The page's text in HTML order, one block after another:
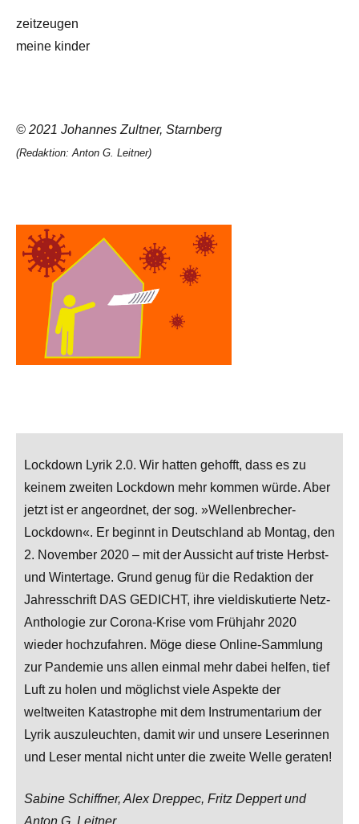
zeitzeugen
meine kinder
© 2021 Johannes Zultner, Starnberg
(Redaktion: Anton G. Leitner)
Lockdown Lyrik 2.0. Wir hatten gehofft, dass es zu
keinem zweiten Lockdown mehr kommen würde. Aber
jetzt ist er angeordnet, der sog. »Wellenbrecher-
Lockdown«. Er beginnt in Deutschland ab Montag, den
2. November 2020 – mit der Aussicht auf triste Herbst-
und Wintertage. Grund genug für die Redaktion der
Jahresschrift DAS GEDICHT, ihre vieldiskutierte Netz-
Anthologie zur Corona-Krise vom Frühjahr 2020
wieder hochzufahren. Möge diese Online-Sammlung
zur Pandemie uns allen einmal mehr dabei helfen, tief
Luft zu holen und möglichst viele Aspekte der
weltweiten Katastrophe mit dem Instrumentarium der
Lyrik auszuleuchten, damit wir und unsere Leserinnen
und Leser mental nicht unter die zweite Welle geraten!
Sabine Schiffner, Alex Dreppec, Fritz Deppert und